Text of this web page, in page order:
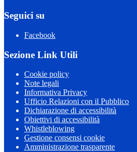
Seguici su
Facebook
Sezione Link Utili
Cookie policy
Note legali
Informativa Privacy
Ufficio Relazioni con il Pubblico
Dichiarazione di accessibilità
Obiettivi di accessibilità
Whistleblowing
Gestione consensi cookie
Amministrazione trasparente